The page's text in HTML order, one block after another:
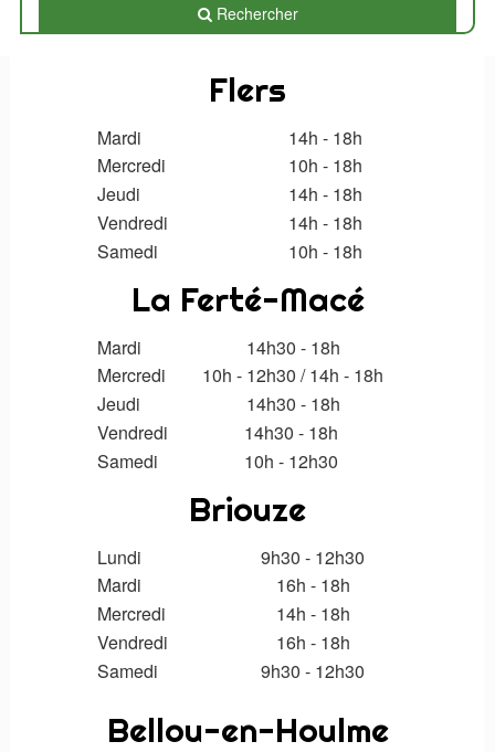
Rechercher
Flers
Mardi
14h - 18h
Mercredi
10h - 18h
Jeudi
14h - 18h
Vendredi
14h - 18h
Samedi
10h - 18h
La Ferté-Macé
Mardi
14h30 - 18h
Mercredi
10h - 12h30 /14h - 18h
Jeudi
14h30 - 18h
Vendredi
14h30 - 18h
Samedi
10h - 12h30
Briouze
Lundi
9h30 - 12h30
Mardi
16h - 18h
Mercredi
14h - 18h
Vendredi
16h - 18h
Samedi
9h30 - 12h30
Bellou-en-Houlme